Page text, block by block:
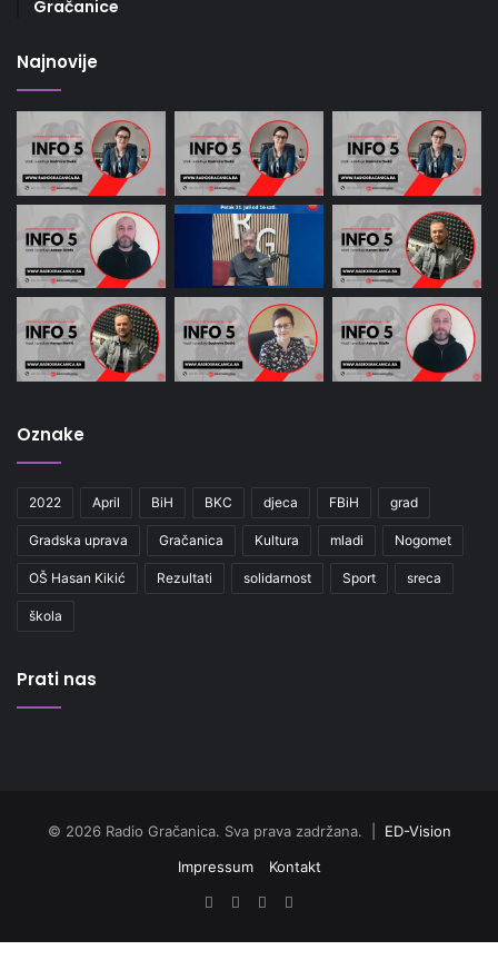
Gračanice
Najnovije
Oznake
2022 April BiH BKC djeca FBiH grad
Gradska uprava Gračanica Kultura mladi Nogomet
OŠ Hasan Kikić Rezultati solidarnost Sport sreca
škola
Prati nas
© 2026 Radio Gračanica. Sva prava zadržana. | ED-Vision
Impressum
Kontakt